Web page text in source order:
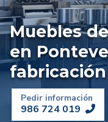
Muebles
en
Pedir información
986 724 019